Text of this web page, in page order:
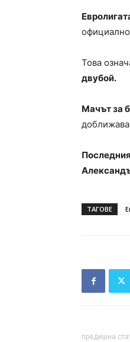
официално
Това
двубой.
Мачът за
ТАГОВЕ
предишна